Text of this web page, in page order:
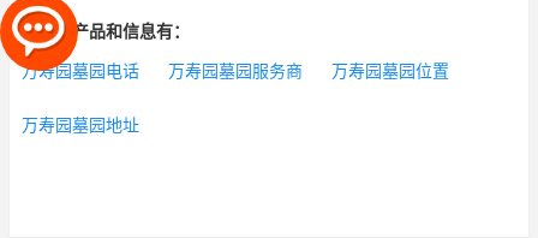
相关的产品和信息有：
万寿园墓园电话 万寿园墓园服务商 万寿园墓园位置
万寿园墓园地址